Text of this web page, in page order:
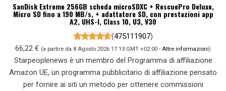
SanDisk Extreme 256GB scheda microSDXC + RescuePro Deluxe,
Micro SD fino a 190 MB/s, + adattatore SD, con prestazioni app
A2, UHS-I, Class 10, U3, V30
(475111907)
66,22 € (a partire da 8 Agosto 2026 17:13 GMT +02:00 - Altre informazioni)
Starpeoplenews è un membro del Programma di affiliazione
Amazon UE, un programma pubblicitario di affiliazione pensato
per fornire ai siti un metodo per ottenere commissioni